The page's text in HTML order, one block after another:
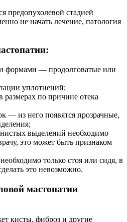
предопухолевой стадией
не начать лечение, патология
формами — продолговатые или
уплотнений;
размерах по причине отека
— из него появятся прозрачные,
выделений необходимо
это может быть признаком
только стоя или сидя, в
это невозможно.
мастопатии
кисты, фиброз и другие